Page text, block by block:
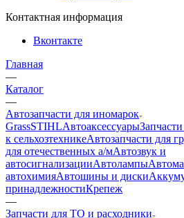
Контактная информация
Вконтакте
Главная
—
Каталог
—
Автозапчасти для иномарок
GrassSTIHLАвтоаксессуары
к сельхозтехникеАвтозапчасти для
для отечественных а/мАвтозвук и
автосигнализацииАвтолампы
автохимияАвтошины и диски
принадлежностиКрепеж
—
Запчасти для ТО и расходники